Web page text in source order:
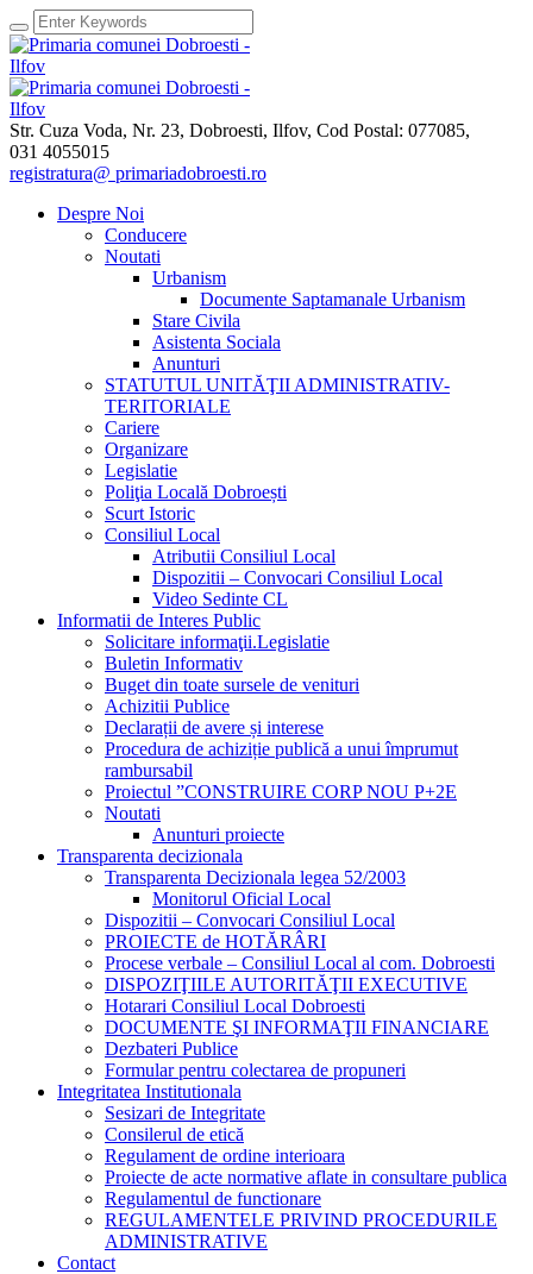
Str. Cuza Voda, Nr. 23, Dobroesti, Ilfov, Cod Postal: 077085,
031 4055015
registratura@ primariadobroesti.ro
Despre Noi
Conducere
Noutati
Urbanism
Documente Saptamanale Urbanism
Stare Civila
Asistenta Sociala
Anunturi
STATUTUL UNITĂŢII ADMINISTRATIV-
TERITORIALE
Cariere
Organizare
Legislatie
Poliţia Locală Dobroești
Scurt Istoric
Consiliul Local
Atributii Consiliul Local
Dispozitii – Convocari Consiliul Local
Video Sedinte CL
Informatii de Interes Public
Solicitare informaţii.Legislatie
Buletin Informativ
Buget din toate sursele de venituri
Achizitii Publice
Declarații de avere și interese
Procedura de achiziție publică a unui împrumut
rambursabil
Proiectul ”CONSTRUIRE CORP NOU P+2E
Noutati
Anunturi proiecte
Transparenta decizionala
Transparenta Decizionala legea 52/2003
Monitorul Oficial Local
Dispozitii – Convocari Consiliul Local
PROIECTE de HOTĂRÂRI
Procese verbale – Consiliul Local al com. Dobroesti
DISPOZIŢIILE AUTORITĂŢII EXECUTIVE
Hotarari Consiliul Local Dobroesti
DOCUMENTE ŞI INFORMAŢII FINANCIARE
Dezbateri Publice
Formular pentru colectarea de propuneri
Integritatea Institutionala
Sesizari de Integritate
Consilerul de etică
Regulament de ordine interioara
Proiecte de acte normative aflate in consultare publica
Regulamentul de functionare
REGULAMENTELE PRIVIND PROCEDURILE
ADMINISTRATIVE
Contact